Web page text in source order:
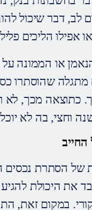
לב, דבר שיכול
אפילו הליכים
או הממונה על
שהוסתרו
כתוצאה מכך, לא
וחצי, בה לא
של הסתרת נכסים
את היכולת
במקום זאת,